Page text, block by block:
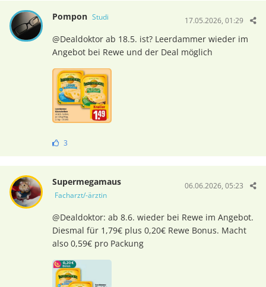
Pompon Studi 17.05.2026, 01:29
@Dealdoktor ab 18.5. ist? Leerdammer wieder im
Angebot bei Rewe und der Deal möglich
3
Supermegamaus
Facharzt/-ärztin
06.06.2026, 05:23
@Dealdoktor: ab 8.6. wieder bei Rewe im Angebot.
Diesmal für 1,79€ plus 0,20€ Rewe Bonus. Macht
also 0,59€ pro Packung